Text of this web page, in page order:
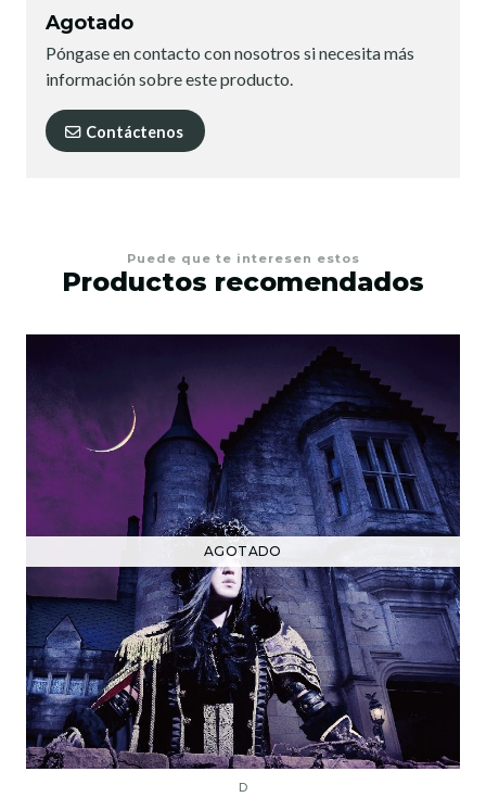
Agotado
Póngase en contacto con nosotros si necesita más
información sobre este producto.
Contáctenos
Puede que te interesen estos
Productos recomendados
AGOTADO
D